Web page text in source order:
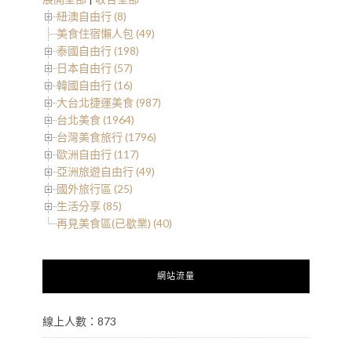
紐澳自由行 (8)
美食住宿懶人包 (49)
泰國自由行 (198)
日本自由行 (57)
韓國自由行 (16)
大台北捷運美食 (987)
台北美食 (1964)
台灣美食旅行 (1796)
歐洲自由行 (117)
亞洲旅遊自由行 (49)
國外旅行區 (25)
生活分享 (85)
再見美食區(已歇業) (40)
網站流量
線上人數：873